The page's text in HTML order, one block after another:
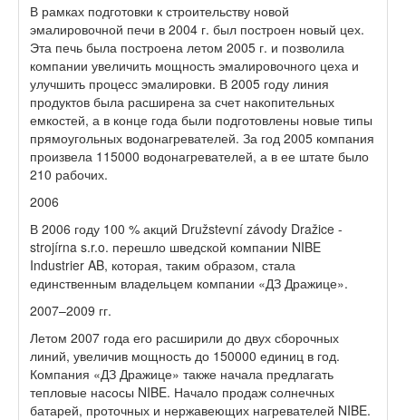
В рамках подготовки к строительству новой
эмалировочной печи в 2004 г. был построен новый цех.
Эта печь была построена летом 2005 г. и позволила
компании увеличить мощность эмалировочного цеха и
улучшить процесс эмалировки. В 2005 году линия
продуктов была расширена за счет накопительных
емкостей, а в конце года были подготовлены новые типы
прямоугольных водонагревателей. За год 2005 компания
произвела 115000 водонагревателей, а в ее штате было
210 рабочих.
2006
В 2006 году 100 % акций Družstevní závody Dražice -
strojírna s.r.o. перешло шведской компании NIBE
Industrier AB, которая, таким образом, стала
единственным владельцем компании «ДЗ Дражице».
2007–2009 гг.
Летом 2007 года его расширили до двух сборочных
линий, увеличив мощность до 150000 единиц в год.
Компания «ДЗ Дражице» также начала предлагать
тепловые насосы NIBE. Начало продаж солнечных
батарей, проточных и нержавеющих нагревателей NIBE.